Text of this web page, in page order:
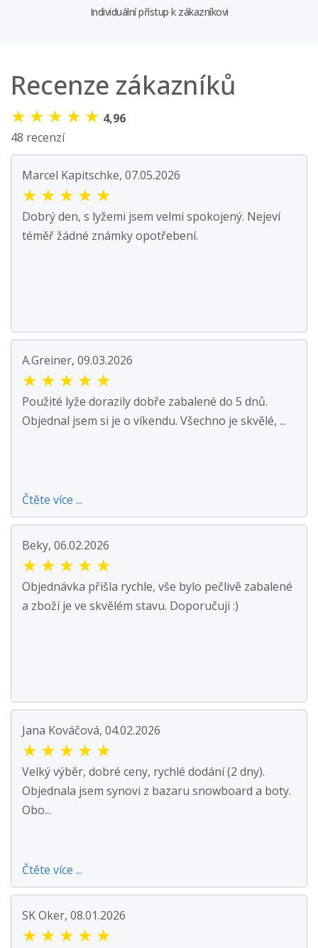
Individuální přístup k zákazníkovi
Recenze zákazníků
★ ★ ★ ★ ★ 4,96
48 recenzí
Marcel Kapitschke, 07.05.2026
★ ★ ★ ★ ★
Dobrý den, s lyžemi jsem velmi spokojený. Nejeví
téměř žádné známky opotřebení.
A.Greiner, 09.03.2026
★ ★ ★ ★ ★
Použité lyže dorazily dobře zabalené do 5 dnů.
Objednal jsem si je o víkendu. Všechno je skvělé, ...
Čtěte více ...
Beky, 06.02.2026
★ ★ ★ ★ ★
Objednávka přišla rychle, vše bylo pečlivě zabalené
a zboží je ve skvělém stavu. Doporučuji :)
Jana Kováčová, 04.02.2026
★ ★ ★ ★ ★
Velký výběr, dobré ceny, rychlé dodání (2 dny).
Objednala jsem synovi z bazaru snowboard a boty.
Obo...
Čtěte více ...
SK Oker, 08.01.2026
★ ★ ★ ★ ★